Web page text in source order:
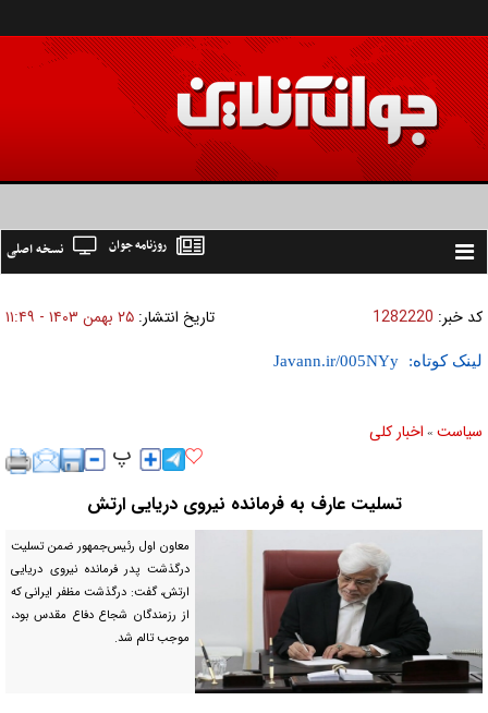
Toggle
نسخه اصلی روزنامه جوان
کد خبر: 1282220 تاریخ انتشار: ۲۵ بهمن ۱۴۰۳ - ۱۱:۴۹
لینک کوتاه:
سیاست » اخبار کلی
تسلیت عارف به فرمانده نیروی دریایی ارتش
معاون اول رئیس‌جمهور ضمن تسلیت
درگذشت پدر فرمانده نیروی دریایی
ارتش، گفت: درگذشت مظفر ایرانی که
از رزمندگان شجاع دفاع مقدس بود،
موجب تالم شد.